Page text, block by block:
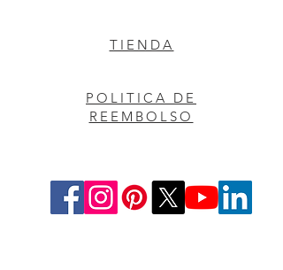
TIENDA
POLITICA DE
REEMBOLSO